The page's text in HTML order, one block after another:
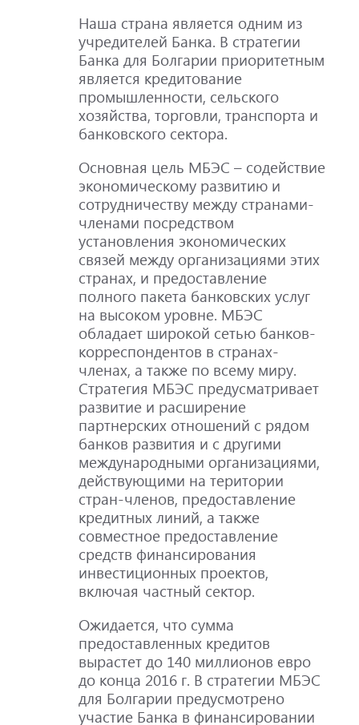
Наша страна является одним из
учредителей Банка. В стратегии
Банка для Болгарии приоритетным
является кредитование
промышленности, сельского
хозяйства, торговли, транспорта и
банковского сектора.
Основная цель МБЭС – содействие
экономическому развитию и
сотрудничеству между странами-
членами посредством
установления экономических
связей между организациями этих
странах, и предоставление
полного пакета банковских услуг
на высоком уровне. МБЭС
обладает широкой сетью банков-
корреспондентов в странах-
членах, а также по всему миру.
Стратегия МБЭС предусматривает
развитие и расширение
партнерских отношений с рядом
банков развития и с другими
международными организациями,
действующими на територии
стран-членов, предоставление
кредитных линий, а также
совместное предоставление
средств финансирования
инвестиционных проектов,
включая частный сектор.
Ожидается, что сумма
предоставленных кредитов
вырастет до 140 миллионов евро
до конца 2016 г. В стратегии МБЭС
для Болгарии предусмотрено
участие Банка в финансировании